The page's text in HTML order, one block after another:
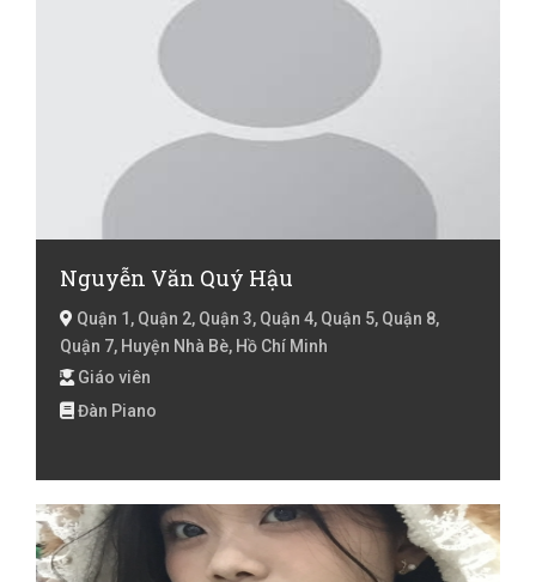
Nguyễn Văn Quý Hậu
Quận 1, Quận 2, Quận 3, Quận 4, Quận 5, Quận 8,
Quận 7, Huyện Nhà Bè, Hồ Chí Minh
Giáo viên
Đàn Piano